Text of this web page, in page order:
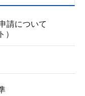
請について
）